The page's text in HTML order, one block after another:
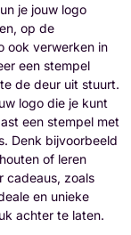
je jouw logo
op de
ook verwerken in
een stempel
de deur uit stuurt.
logo die je kunt
een stempel met
Denk bijvoorbeeld
of leren
cadeaus, zoals
en unieke
achter te laten.